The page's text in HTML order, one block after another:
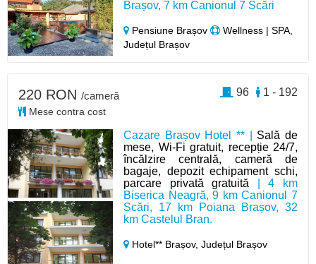
Brașov, 7 km Canionul 7 Scări
Pensiune Brașov
Wellness | SPA,
Județul Brașov
Cazare Brașov Hotel ** | Sală de
mese, Wi-Fi gratuit, recepție 24/7,
încălzire centrală, cameră de
bagaje, depozit echipament schi,
parcare privată gratuită | 4 km
Biserica Neagră, 9 km Canionul 7
Scări, 17 km Poiana Brașov, 32
km Castelul Bran.
Hotel** Brașov,Județul Brașov
220 RON /cameră
Mese contra cost
1 - 192
96